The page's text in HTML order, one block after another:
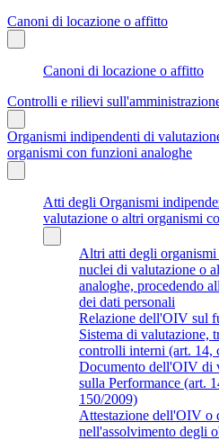
Canoni di locazione o affitto
Canoni di locazione o affitto
Controlli e rilievi
Organismi indipendenti di
organismi con funzioni analoghe
Atti degli Organismi
valutazione o altri organismi
Altri atti degli
nuclei di valutazione o
analoghe, procedendo
dei dati personali
Relazione dell'OIV sul
Sistema di valutazione,
controlli interni (art. 14,
Documento dell'OIV di
sulla Performance (art.
150/2009)
Attestazione dell'OIV o
nell'assolvimento degli